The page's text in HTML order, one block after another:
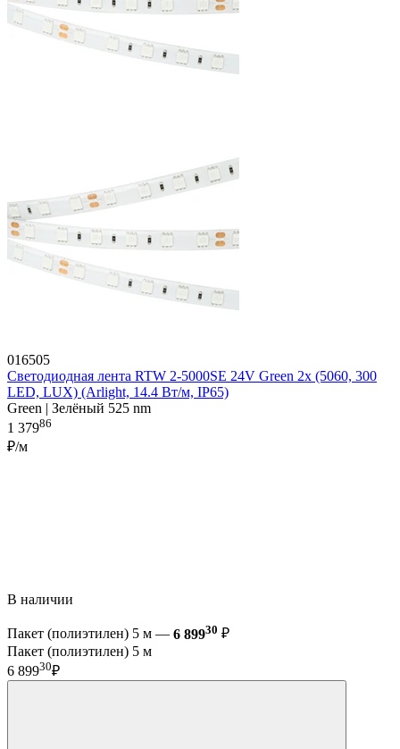
016505
Светодиодная лента RTW 2-5000SE 24V Green 2x (5060, 300
LED, LUX) (Arlight, 14.4 Вт/м, IP65)
Green | Зелёный 525 nm
1 37986
₽/м
В наличии
Пакет (полиэтилен) 5 м — 6 89930 ₽
Пакет (полиэтилен) 5 м
6 89930₽